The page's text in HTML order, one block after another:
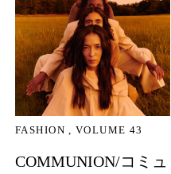
FASHION VOLUME 43
COMMUNION/コミュ